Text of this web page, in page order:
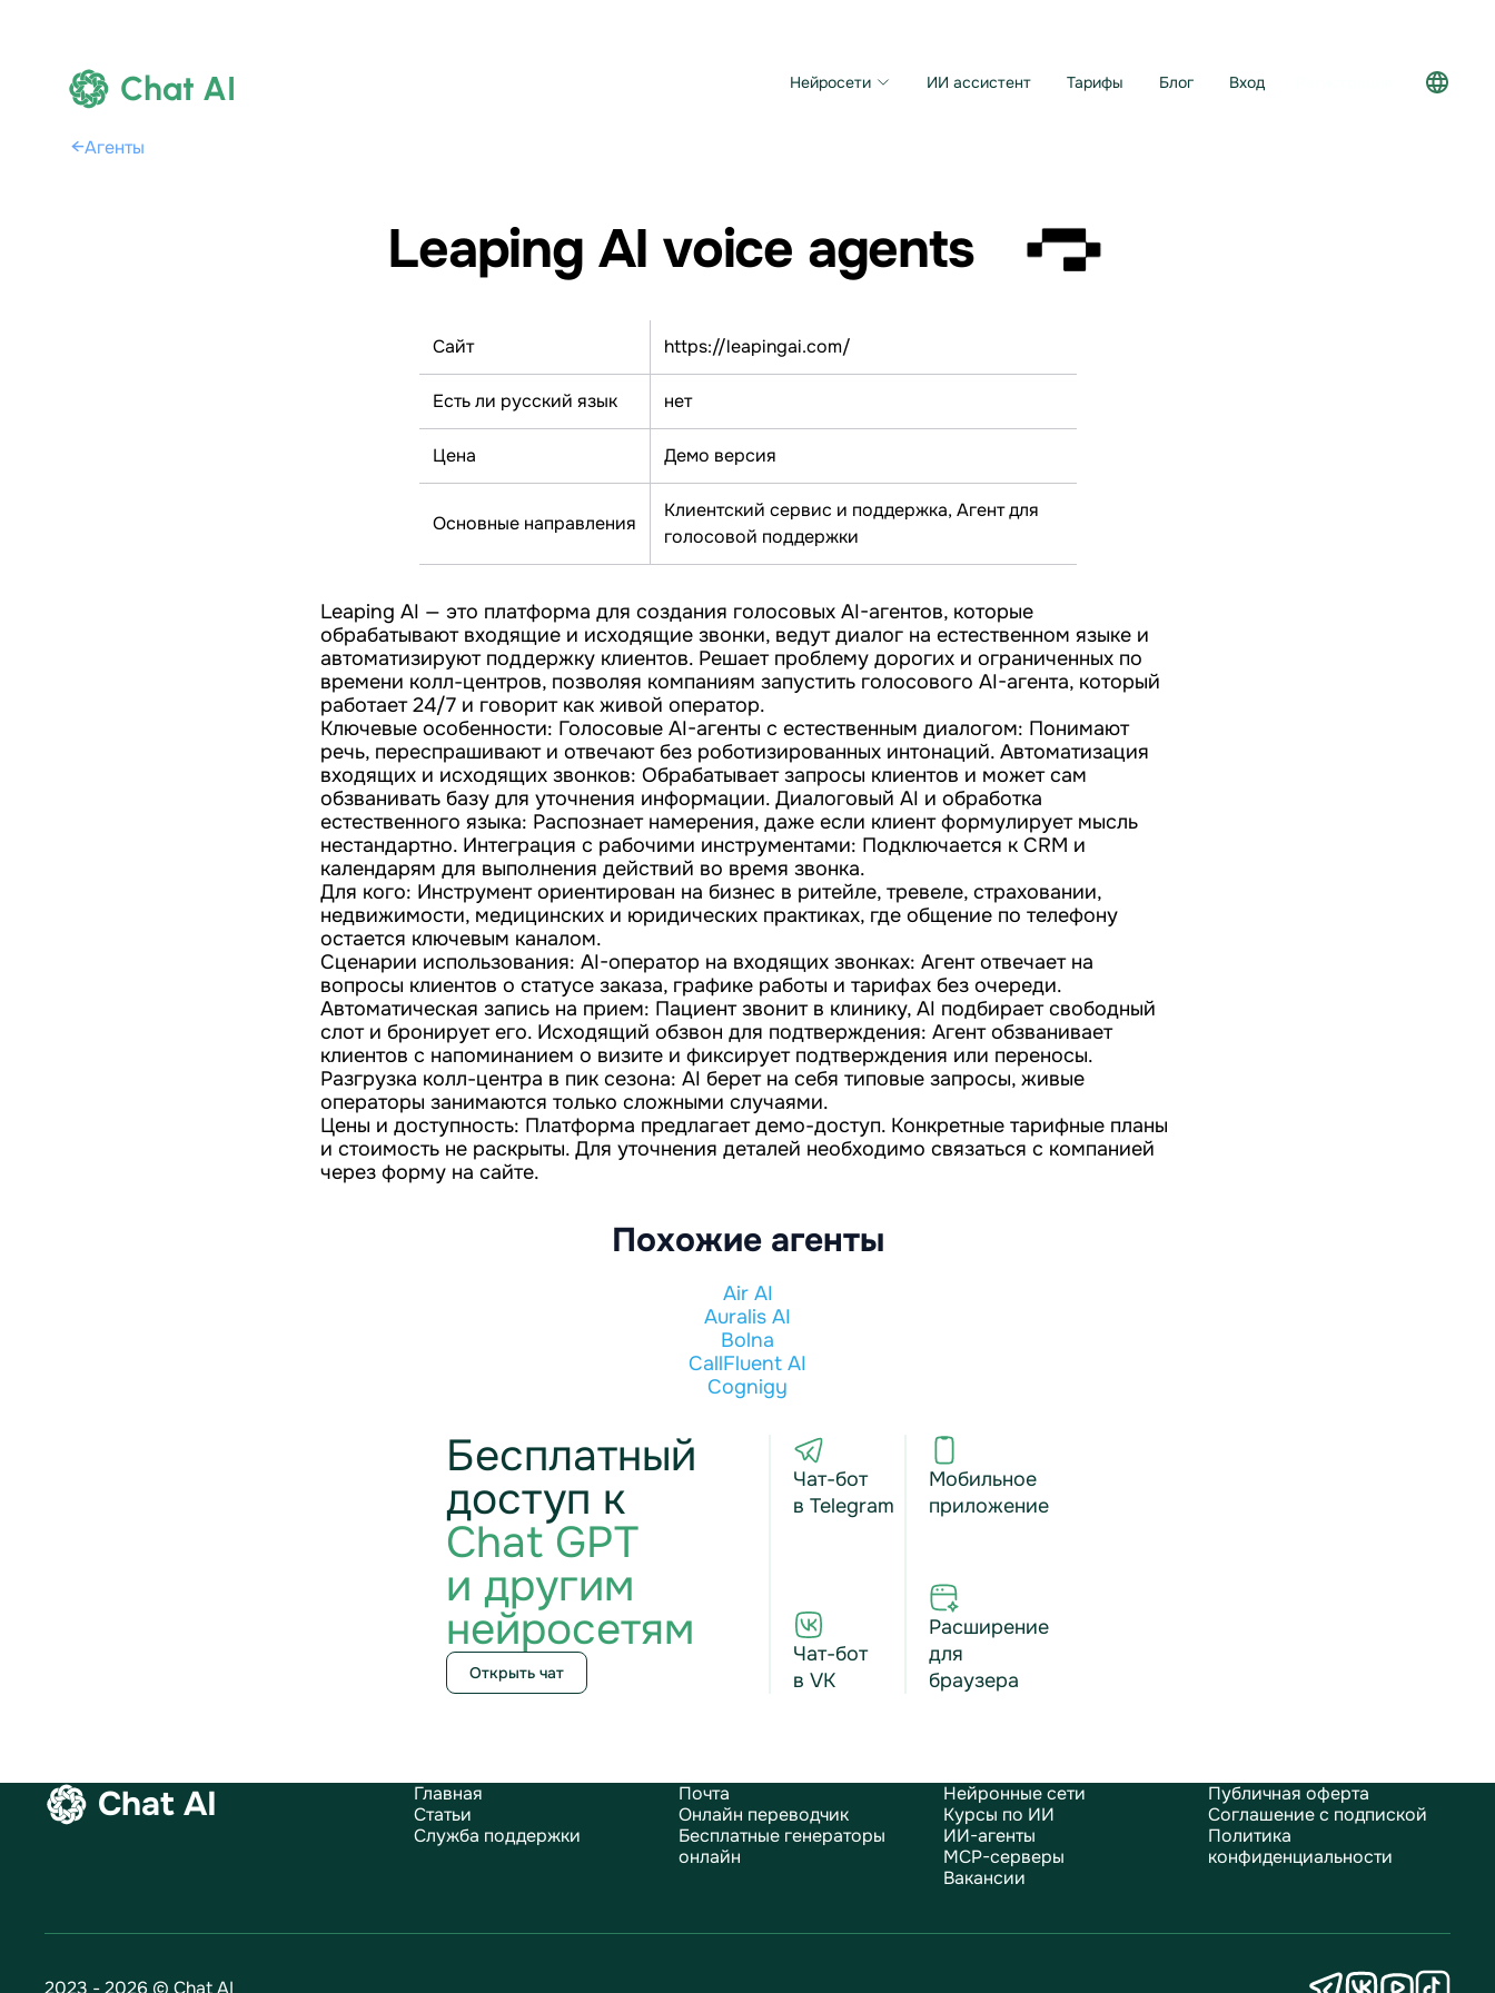
Chat AI Нейросети ИИ ассистент Тарифы Блог Вход
←Агенты
Leaping AI voice agents
Сайт https://leapingai.com/
Есть ли русский язык нет
Цена Демо версия
Основные направления
Клиентский сервис и поддержка, Агент для
голосовой поддержки
Leaping AI — это платформа для создания голосовых AI-агентов, которые
обрабатывают входящие и исходящие звонки, ведут диалог на естественном языке и
автоматизируют поддержку клиентов. Решает проблему дорогих и ограниченных по
времени колл-центров, позволяя компаниям запустить голосового AI-агента, который
работает 24/7 и говорит как живой оператор.
Ключевые особенности: Голосовые AI-агенты с естественным диалогом: Понимают
речь, переспрашивают и отвечают без роботизированных интонаций. Автоматизация
входящих и исходящих звонков: Обрабатывает запросы клиентов и может сам
обзванивать базу для уточнения информации. Диалоговый AI и обработка
естественного языка: Распознает намерения, даже если клиент формулирует мысль
нестандартно. Интеграция с рабочими инструментами: Подключается к CRM и
календарям для выполнения действий во время звонка.
Для кого: Инструмент ориентирован на бизнес в ритейле, тревеле, страховании,
недвижимости, медицинских и юридических практиках, где общение по телефону
остается ключевым каналом.
Сценарии использования: AI-оператор на входящих звонках: Агент отвечает на
вопросы клиентов о статусе заказа, графике работы и тарифах без очереди.
Автоматическая запись на прием: Пациент звонит в клинику, AI подбирает свободный
слот и бронирует его. Исходящий обзвон для подтверждения: Агент обзванивает
клиентов с напоминанием о визите и фиксирует подтверждения или переносы.
Разгрузка колл-центра в пик сезона: AI берет на себя типовые запросы, живые
операторы занимаются только сложными случаями.
Цены и доступность: Платформа предлагает демо-доступ. Конкретные тарифные планы
и стоимость не раскрыты. Для уточнения деталей необходимо связаться с компанией
через форму на сайте.
Похожие агенты
Air AI
Auralis AI
Bolna
CallFluent AI
Cognigy
Бесплатный
доступ к
Chat GPT
и другим
нейросетям
Открыть чат
Чат-бот
в Telegram
Чат-бот
в VK
Мобильное
приложение
Расширение
для
браузера
Chat AI
Главная
Статьи
Служба поддержки
Почта
Онлайн переводчик
Бесплатные генераторы
онлайн
Нейронные сети
Курсы по ИИ
ИИ-агенты
MCP-серверы
Вакансии
Публичная оферта
Соглашение с подпиской
Политика
конфиденциальности
2023 - 2026 © Chat AI